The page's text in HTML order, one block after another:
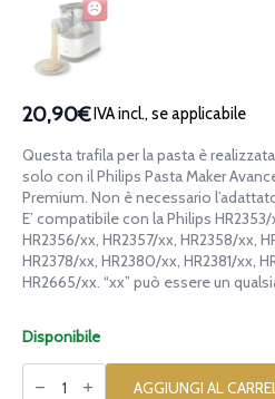
20,90€IVA incl., se applicabile
Questa trafila per la pasta è
solo con il Philips Pasta Maker
Premium. Non è necessario
E’ compatibile con la Philips
HR2356/xx, HR2357/xx, HR2358/xx,
HR2378/xx, HR2380/xx, HR2381/xx,
HR2665/xx. “xx” può essere un
Disponibile
Trafila
AGGIUNGI AL